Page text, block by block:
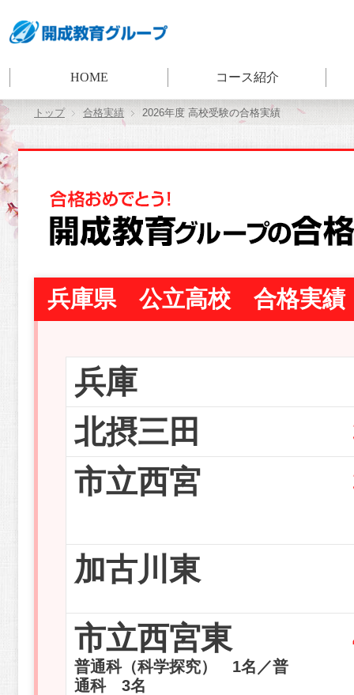
HOME コース紹介
トップ 合格実績 2026年度 高校受験の合格実績
兵庫県 公立高校 合格実績
兵庫
北摂三田
市立西宮
加古川東
市立西宮東
普通科（科学探究） 1名／普
通科 3名